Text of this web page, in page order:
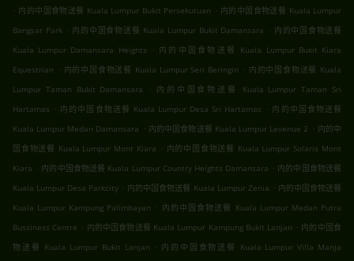
. 内的中国食物送餐 Kuala Lumpur Bukit Persekutuan . 内的中国食物送餐 Kuala Lumpur
Bangsar Park . 内的中国食物送餐 Kuala Lumpur Bukit Damansara . 内的中国食物送餐
Kuala Lumpur Damansara Heights
. 内的中国食物送餐 Kuala Lumpur Bukit Kiara
Equestrian . 内的中国食物送餐 Kuala Lumpur Seri Beringin . 内的中国食物送餐 Kuala
Lumpur Taman Bukit Damansara
. 内的中国食物送餐 Kuala Lumpur Taman Sri
Hartamas . 内的中国食物送餐 Kuala Lumpur Desa Sri Hartamas . 内的中国食物送餐
Kuala Lumpur Medan Damansara . 内的中国食物送餐 Kuala Lumpur Levenue 2 . 内的中
国食物送餐 Kuala Lumpur Mont Kiara . 内的中国食物送餐 Kuala Lumpur Solaris Mont
Kiara . 内的中国食物送餐 Kuala Lumpur Country Heights Damansara . 内的中国食物送餐
Kuala Lumpur Desa Parkcity . 内的中国食物送餐 Kuala Lumpur Zenia . 内的中国食物送餐
Kuala Lumpur Kampung Palimbayan . 内的中国食物送餐 Kuala Lumpur Medan Putra
Bussiness Centre . 内的中国食物送餐 Kuala Lumpur Kampung Bukit Lanjan . 内的中国食
物送餐 Kuala Lumpur Bukit Lanjan . 内的中国食物送餐 Kuala Lumpur Villa Manja